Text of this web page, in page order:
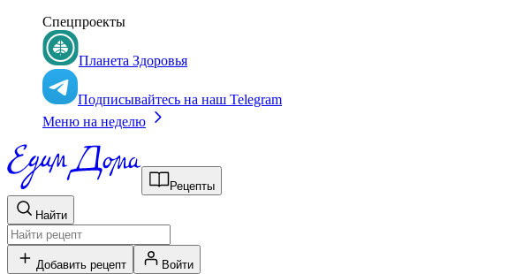
Спецпроекты
Планета Здоровья
Подписывайтесь на наш Telegram
Меню на неделю
Рецепты
Найти
Добавить рецепт Войти